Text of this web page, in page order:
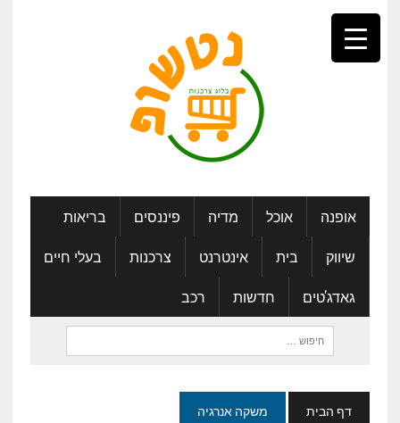
אופנה אוכל מדיה פיננסים
בריאות
שיווק
בית אינטרנט צרכנות
בעלי חיים
גאדג'טים
חדשות
רכב
חיפוש:
דף הבית משקה אנרגיה